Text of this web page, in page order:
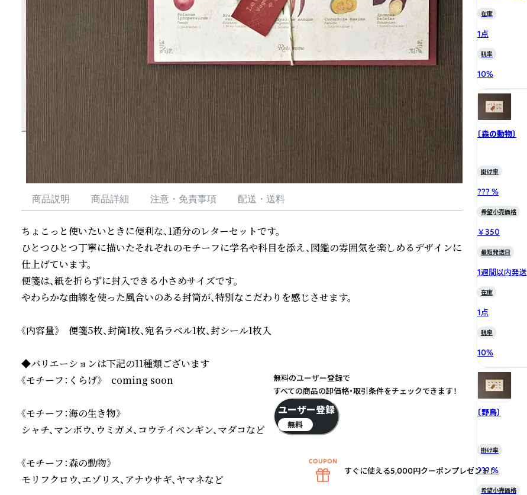
商品説明 商品詳細 注意・免責事項 配送・送料
ちょこっと使いたいときに便利な、1通分のレターセットです。
ひとつひとつ丁寧に描いたそれぞれのモチーフに学名や科目を添え、図鑑の雰囲気を楽しめるデザインに
仕上げています。
便箋は、紙を折らずに封入できる小さめサイズです。
やわらかな曲線を使った風合いのある封筒が、特別なこだわりを感じさせます。
《内容量》　便箋5枚、封筒1枚、宛名ラベル1枚、封シール1枚入
◆バリエーションは下記の11種類ございます
《モチーフ：くらげ》　coming soon
《モチーフ：海の生き物》
シャチ、マンボウ、ウミガメ、コウテイペンギン、マダコなど
《モチーフ：森の動物》
モリフクロウ、エゾリス、アナウサギ、ヤマネなど
在庫
1点
税率
10%
〔森の動物〕
掛け率
??? %
希望小売価格
￥350
最短発送日
1週間以内発送
在庫
1点
税率
10%
〔野鳥〕
掛け率
??? %
希望小売価格
無料のユーザー登録で
すべての商品の卸価格・取引条件をチェックできます！
ユーザー登録
無料
すぐに使える5,000円クーポンプレゼント！